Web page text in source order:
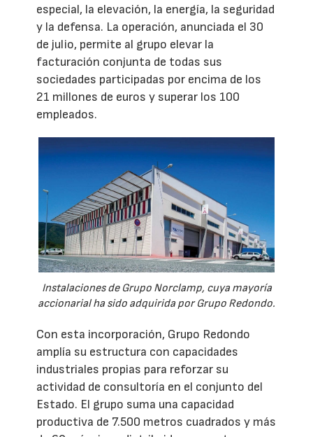
especial, la elevación, la energía, la seguridad
y la defensa. La operación, anunciada el 30
de julio, permite al grupo elevar la
facturación conjunta de todas sus
sociedades participadas por encima de los
21 millones de euros y superar los 100
empleados.
Instalaciones de Grupo Norclamp, cuya mayoría
accionarial ha sido adquirida por Grupo Redondo.
Con esta incorporación, Grupo Redondo
amplía su estructura con capacidades
industriales propias para reforzar su
actividad de consultoría en el conjunto del
Estado. El grupo suma una capacidad
productiva de 7.500 metros cuadrados y más